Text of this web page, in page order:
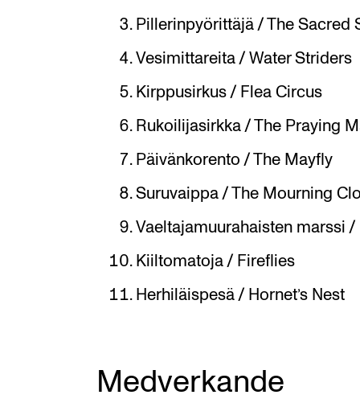
Pillerinpyörittäjä / The Sacred
Vesimittareita / Water Striders
Kirppusirkus / Flea Circus
Rukoilijasirkka / The Praying
Päivänkorento / The Mayfly
Suruvaippa / The Mourning
Vaeltajamuurahaisten marssi
Kiiltomatoja / Fireflies
Herhiläispesä / Hornet’s Nest
Medverkande